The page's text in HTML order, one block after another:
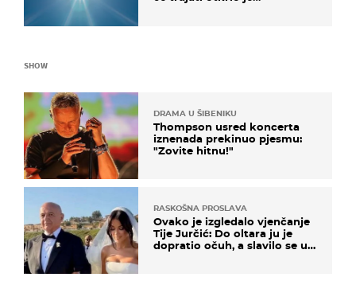
SHOW
DRAMA U ŠIBENIKU
Thompson usred koncerta
iznenada prekinuo pjesmu:
"Zovite hitnu!"
RASKOŠNA PROSLAVA
Ovako je izgledalo vjenčanje
Tije Jurčić: Do oltara ju je
dopratio očuh, a slavilo se uz